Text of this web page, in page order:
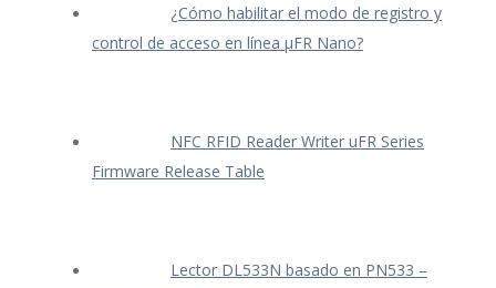
¿Cómo habilitar el modo de registro y
control de acceso en línea μFR Nano?
NFC RFID Reader Writer uFR Series
Firmware Release Table
Lector DL533N basado en PN533 –